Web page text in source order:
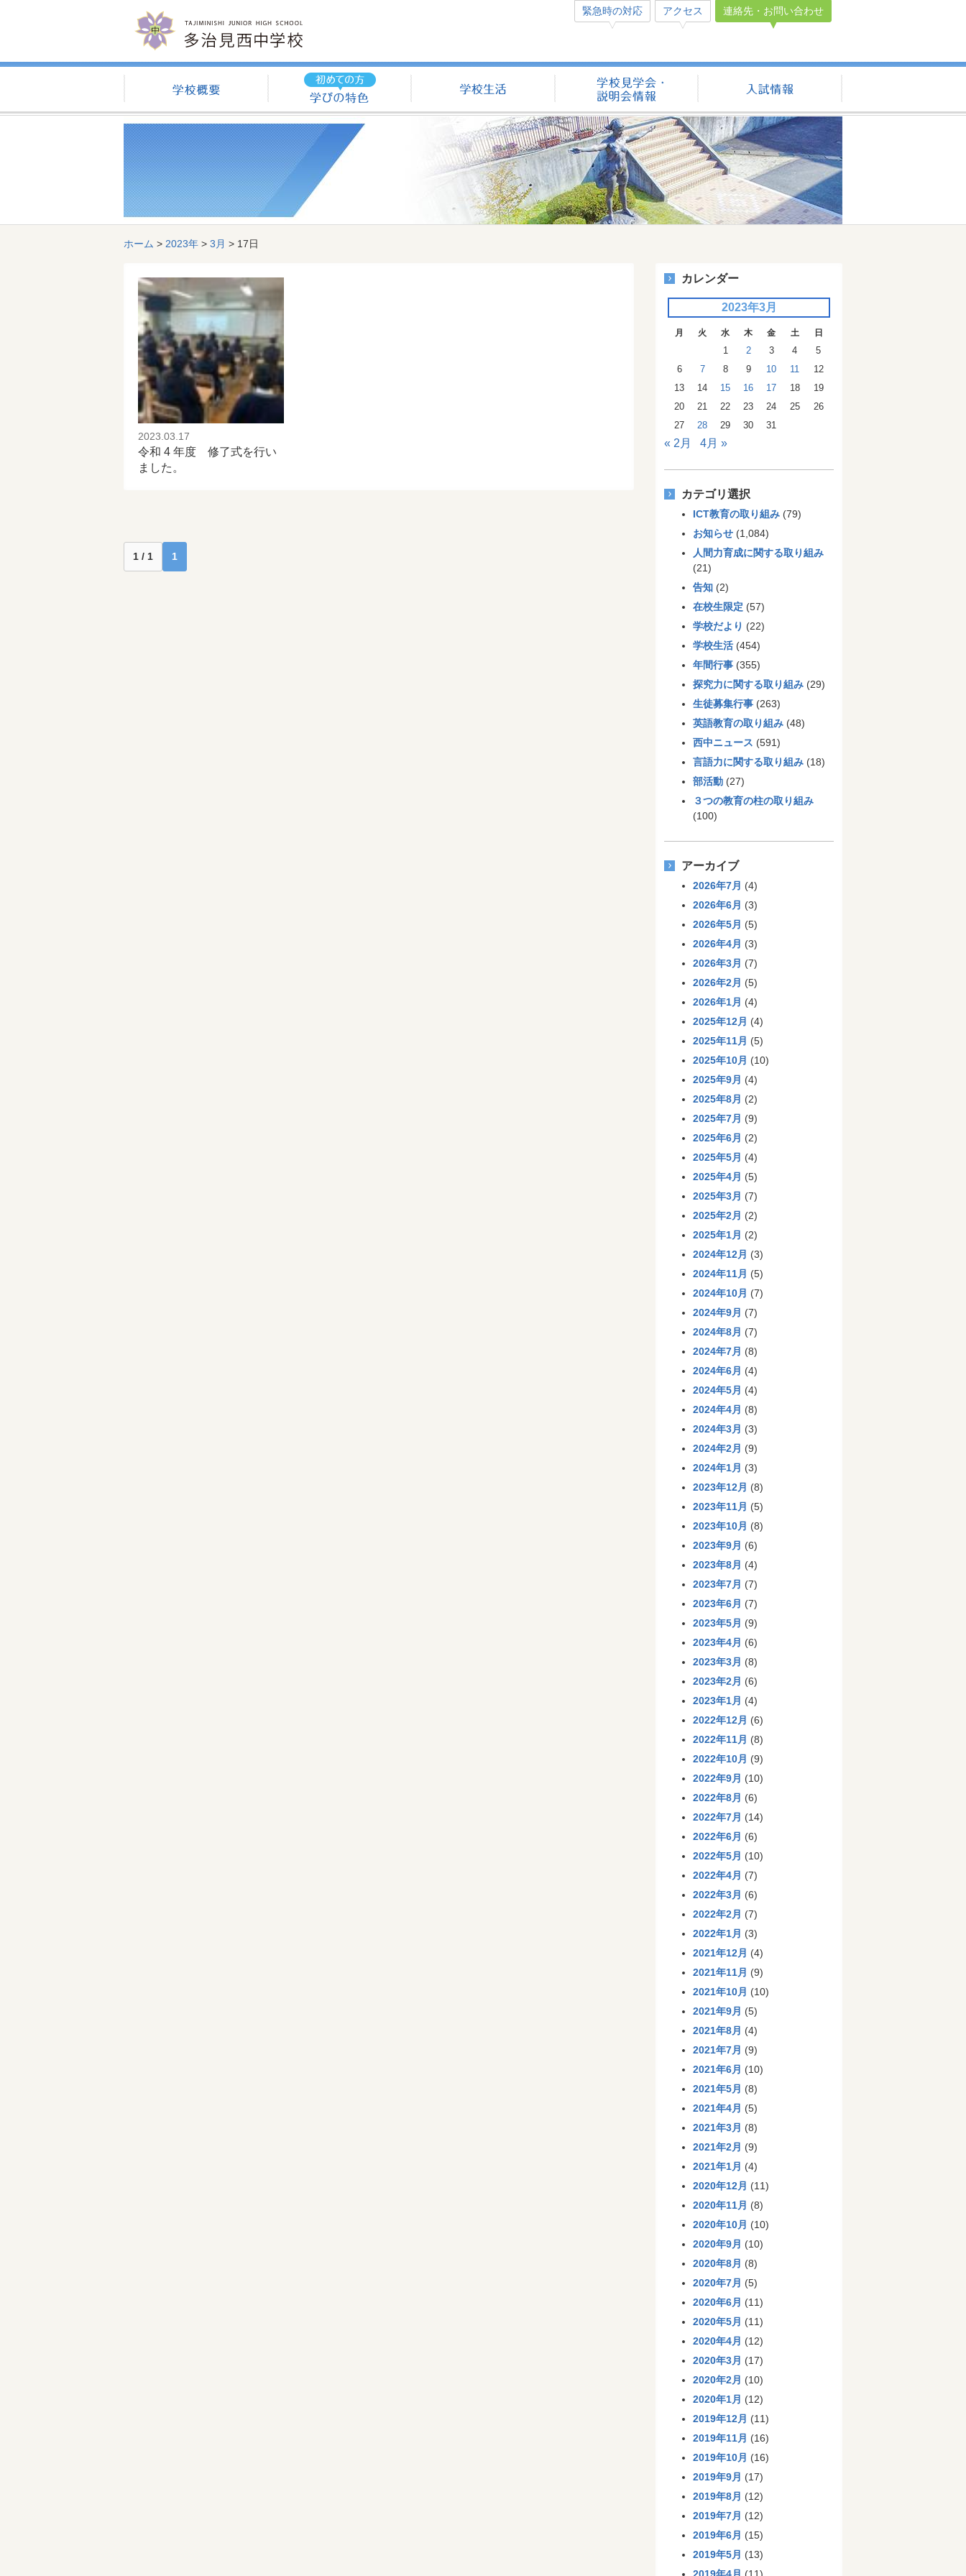
緊急時の対応 アクセス 連絡先・お問い合わせ
学校概要 学びの特色（初めての方へ）学校生活 学校見学会・説明会情報
ホーム > 2023年 > 3月 > 17日
2023.03.17
令和 4 年度 修了式を行い
ました。
1 / 1 1
カレンダー
2023年3月
月 火 水 木 金 土 日
1 2 3 4
5
6
7 8 9 10 11
12
13
14 15 16 17 18
19
20
21 22 23 24 25
26
27
28 29 30 31
« 2月 4月 »
カテゴリ選択
ICT教育の取り組み (79)
お知らせ (1,084)
人間力育成に関する取り組み
(21)
告知 (2)
在校生限定 (57)
学校だより (22)
学校生活 (454)
年間行事 (355)
探究力に関する取り組み (29)
生徒募集行事 (263)
英語教育の取り組み (48)
西中ニュース (591)
言語力に関する取り組み (18)
部活動 (27)
３つの教育の柱の取り組み
(100)
アーカイブ
2026年7月 (4)
2026年6月 (3)
2026年5月 (5)
2026年4月 (3)
2026年3月 (7)
2026年2月 (5)
2026年1月 (4)
2025年12月 (4)
2025年11月 (5)
2025年10月 (10)
2025年9月 (4)
2025年8月 (2)
2025年7月 (9)
2025年6月 (2)
2025年5月 (4)
2025年4月 (5)
2025年3月 (7)
2025年2月 (2)
2025年1月 (2)
2024年12月 (3)
2024年11月 (5)
2024年10月 (7)
2024年9月 (7)
2024年8月 (7)
2024年7月 (8)
2024年6月 (4)
2024年5月 (4)
2024年4月 (8)
2024年3月 (3)
2024年2月 (9)
2024年1月 (3)
2023年12月 (8)
2023年11月 (5)
2023年10月 (8)
2023年9月 (6)
2023年8月 (4)
2023年7月 (7)
2023年6月 (7)
2023年5月 (9)
2023年4月 (6)
2023年3月 (8)
2023年2月 (6)
2023年1月 (4)
2022年12月 (6)
2022年11月 (8)
2022年10月 (9)
2022年9月 (10)
2022年8月 (6)
2022年7月 (14)
2022年6月 (6)
2022年5月 (10)
2022年4月 (7)
2022年3月 (6)
2022年2月 (7)
2022年1月 (3)
2021年12月 (4)
2021年11月 (9)
2021年10月 (10)
2021年9月 (5)
2021年8月 (4)
2021年7月 (9)
2021年6月 (10)
2021年5月 (8)
2021年4月 (5)
2021年3月 (8)
2021年2月 (9)
2021年1月 (4)
2020年12月 (11)
2020年11月 (8)
2020年10月 (10)
2020年9月 (10)
2020年8月 (8)
2020年7月 (5)
2020年6月 (11)
2020年5月 (11)
2020年4月 (12)
2020年3月 (17)
2020年2月 (10)
2020年1月 (12)
2019年12月 (11)
2019年11月 (16)
2019年10月 (16)
2019年9月 (17)
2019年8月 (12)
2019年7月 (12)
2019年6月 (15)
2019年5月 (13)